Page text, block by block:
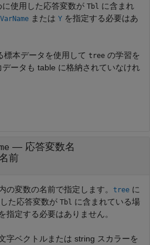
使用した応答変数が Tbl
に含まれ
または Y を指定する必要はあ
本データを使用して tree の学習を
データも table に格納されていなけれ
— 応答変数名
前
の変数の名前で指定します。 tree に
た応答変数が Tbl
に含まれている場
を指定する必要はありません。
字ベクトルまたは string スカラーを